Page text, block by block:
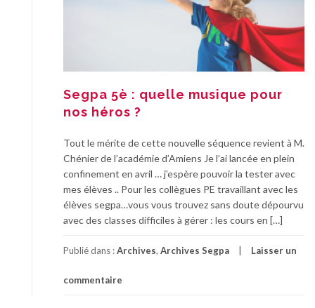
Segpa 5è : quelle musique pour
nos héros ?
Tout le mérite de cette nouvelle séquence revient à M.
Chénier de l’académie d’Amiens Je l’ai lancée en plein
confinement en avril … j’espère pouvoir la tester avec
mes élèves .. Pour les collègues PE travaillant avec les
élèves segpa…vous vous trouvez sans doute dépourvu
avec des classes difficiles à gérer : les cours en […]
Publié dans :Archives, Archives Segpa Laisser un
commentaire